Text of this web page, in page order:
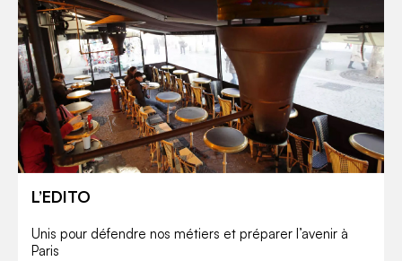
L’EDITO
Unis pour défendre nos métiers et préparer l’avenir à
Paris